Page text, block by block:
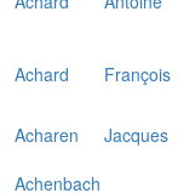
Achard
François
Acharen
Jacques
Achenbach